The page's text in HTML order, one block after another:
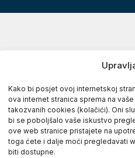
Kako bi posjet ovoj internetskoj
ova internet stranica sprema na
takozvanih cookies (kolačići). Oni
bi se poboljšalo vaše iskustvo
ove web stranice pristajete na
toga ćete i dalje moći pregledavati
biti dostupne.